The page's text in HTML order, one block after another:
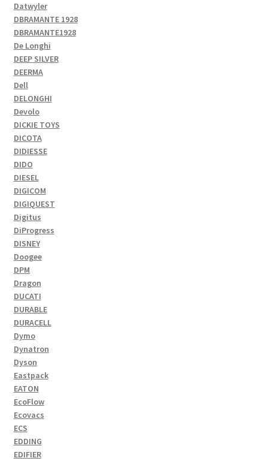
Datwyler
DBRAMANTE 1928
DBRAMANTE1928
De Longhi
DEEP SILVER
DEERMA
Dell
DELONGHI
Devolo
DICKIE TOYS
DICOTA
DIDIESSE
DIDO
DIESEL
DIGICOM
DIGIQUEST
Digitus
DiProgress
DISNEY
Doogee
DPM
Dragon
DUCATI
DURABLE
DURACELL
Dymo
Dynatron
Dyson
Eastpack
EATON
EcoFlow
Ecovacs
ECS
EDDING
EDIFIER